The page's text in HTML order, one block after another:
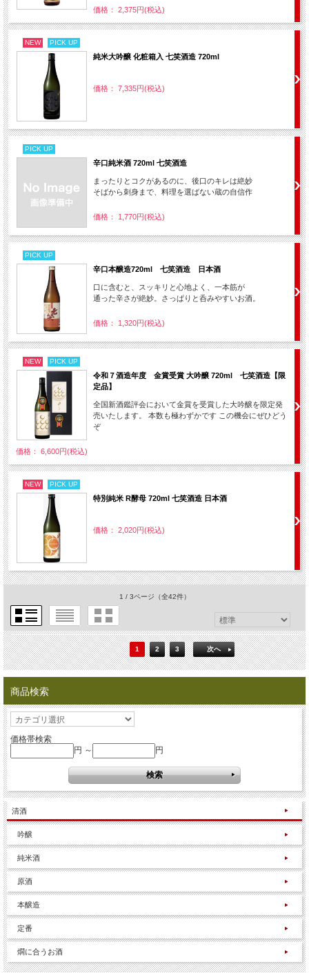
価格： 2,375円(税込)
NEW PICK UP
純米大吟醸 化粧箱入 七笑酒造 720ml
価格： 7,335円(税込)
PICK UP
辛口純米酒 720ml 七笑酒造
まったりとコクがあるのに、後口のキレは絶妙
そばから刺身まで、料理を選ばない蔵の自信作
価格： 1,770円(税込)
PICK UP
辛口本醸造720ml 七笑酒造 日本酒
口に含むと、スッキリと心地よく、一本筋が
通った辛さが絶妙。さっぱりと呑みやすいお酒。
価格： 1,320円(税込)
NEW PICK UP
令和７酒造年度 金賞受賞 大吟醸 720ml 七笑酒造【限
定品】
全国新酒鑑評会において金賞を受賞した大吟醸を限定発
売いたします。 本数も極わずかです この機会にぜひどう
ぞ
価格： 6,600円(税込)
NEW PICK UP
特別純米 R酵母 720ml 七笑酒造 日本酒
価格： 2,020円(税込)
1 / 3ページ （全42件）
1 2 3 次へ
商品検索
価格帯検索
円 ～
円
清酒
吟醸
純米酒
原酒
本醸造
定番
燗に合うお酒